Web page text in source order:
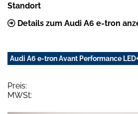
Standort
Details zum Audi A6 e-tron
Audi A6 e-tron Avant Performance
Preis:
MWSt: